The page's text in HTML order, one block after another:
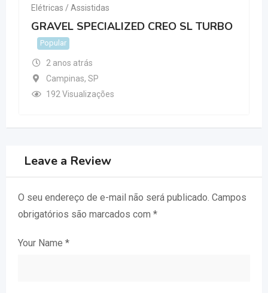
Elétricas / Assistidas
GRAVEL SPECIALIZED CREO SL TURBO
Popular
2 anos atrás
Campinas, SP
192 Visualizações
Leave a Review
O seu endereço de e-mail não será publicado. Campos
obrigatórios são marcados com *
Your Name *